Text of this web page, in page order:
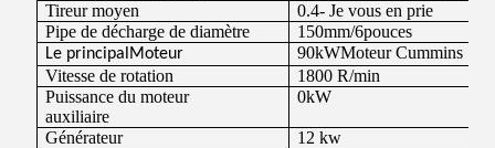
Tireur moyen
0.4- Je vous en prie
Pipe de décharge de diamètre
150mm/6pouces
Le principal Moteur 90kWMoteur Cummins
Vitesse de rotation
1800 R/min
Puissance du moteur
auxiliaire
0kW
Générateur
12 kw